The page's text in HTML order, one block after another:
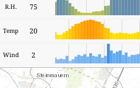
R.H. 75
Temp 20
Wind 2